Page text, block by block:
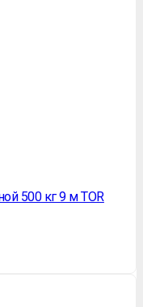
500 кг 9 м TOR